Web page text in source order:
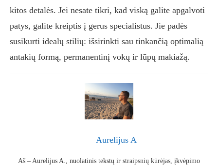
kitos detalės. Jei nesate tikri, kad viską galite apgalvoti
patys, galite kreiptis į gerus specialistus. Jie padės
susikurti idealų stilių: išsirinkti sau tinkančią optimalią
antakių formą, permanentinį vokų ir lūpų makiažą.
Aurelijus A
Aš – Aurelijus A., nuolatinis tekstų ir straipsnių kūrėjas, įkvėpimo